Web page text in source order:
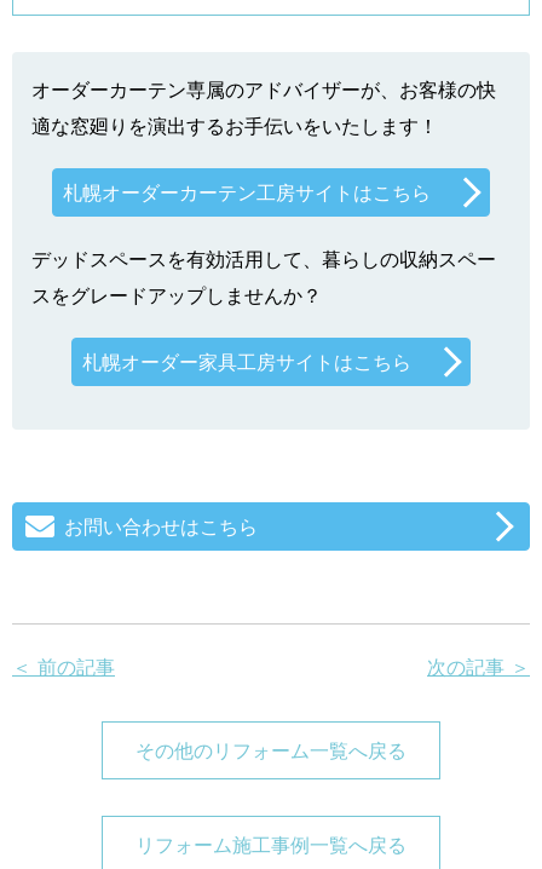
オーダーカーテン専属のアドバイザーが、お客様の快
適な窓廻りを演出するお手伝いをいたします！
札幌オーダーカーテン工房サイトはこちら
デッドスペースを有効活用して、暮らしの収納スペー
スをグレードアップしませんか？
札幌オーダー家具工房サイトはこちら
お問い合わせはこちら
＜ 前の記事 次の記事 ＞
その他のリフォーム一覧へ戻る
リフォーム施工事例一覧へ戻る